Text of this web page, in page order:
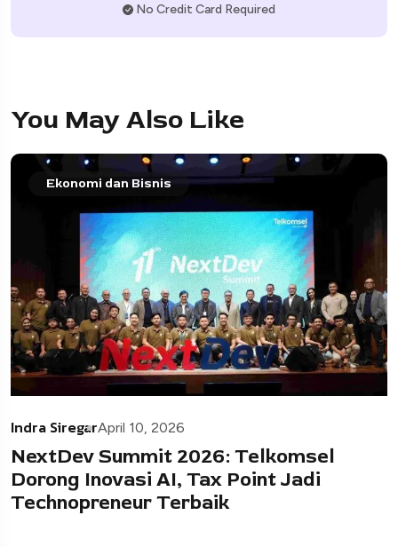
No Credit Card Required
You May Also Like
Ekonomi dan Bisnis
Indra SiregarApril 10, 2026
NextDev Summit 2026: Telkomsel
Dorong Inovasi AI, Tax Point Jadi
Technopreneur Terbaik